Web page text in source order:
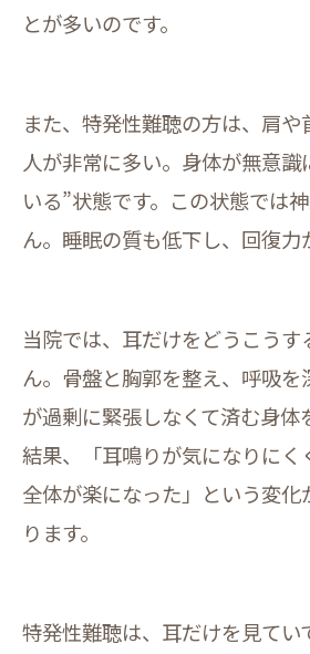
とが多いのです。
また、特発性難聴の方は、肩
人が非常に多い。身体が無意識
いる”状態です。この状態では
ん。睡眠の質も低下し、回復力
当院では、耳だけをどうこうす
ん。骨盤と胸郭を整え、呼吸
が過剰に緊張しなくて済む身体
結果、「耳鳴りが気になりにく
全体が楽になった」という変化
ります。
特発性難聴は、耳だけを見てい